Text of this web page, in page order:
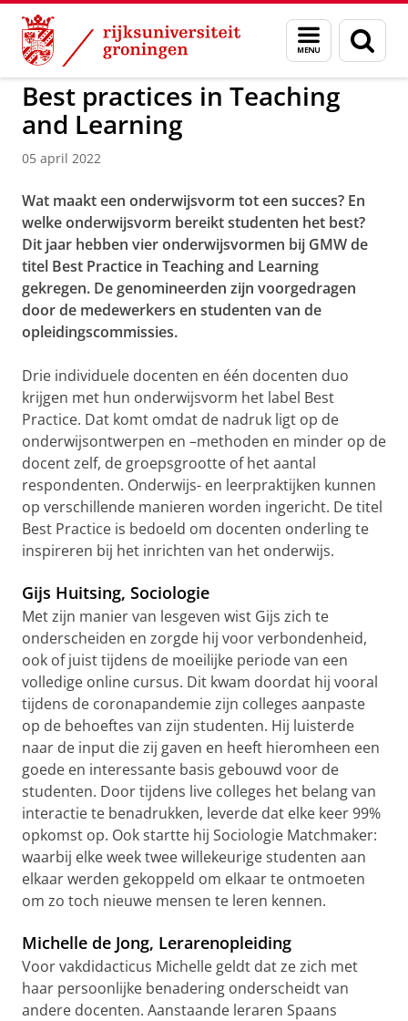
Skip
Content
Skip
Navigation
Menu
en
zoeken
GMW
Best practices in Teaching
and Learning
05 april 2022
Wat maakt een onderwijsvorm tot een succes? En
welke onderwijsvorm bereikt studenten het best?
Dit jaar hebben vier onderwijsvormen bij GMW de
titel Best Practice in Teaching and Learning
gekregen. De genomineerden zijn voorgedragen
door de medewerkers en studenten van de
opleidingscommissies.
Drie individuele docenten en één docenten duo
krijgen met hun onderwijsvorm het label Best
Practice. Dat komt omdat de nadruk ligt op de
onderwijsontwerpen en –methoden en minder op de
docent zelf, de groepsgrootte of het aantal
respondenten. Onderwijs- en leerpraktijken kunnen
op verschillende manieren worden ingericht. De titel
Best Practice is bedoeld om docenten onderling te
inspireren bij het inrichten van het onderwijs.
Gijs Huitsing, Sociologie
Met zijn manier van lesgeven wist Gijs zich te
onderscheiden en zorgde hij voor verbondenheid,
ook of juist tijdens de moeilijke periode van een
volledige online cursus. Dit kwam doordat hij vooral
tijdens de coronapandemie zijn colleges aanpaste
op de behoeftes van zijn studenten. Hij luisterde
naar de input die zij gaven en heeft hieromheen een
goede en interessante basis gebouwd voor de
studenten. Door tijdens live colleges het belang van
interactie te benadrukken, leverde dat elke keer 99%
opkomst op. Ook startte hij Sociologie Matchmaker:
waarbij elke week twee willekeurige studenten aan
elkaar werden gekoppeld om elkaar te ontmoeten
om zo toch nieuwe mensen te leren kennen.
Michelle de Jong, Lerarenopleiding
Voor vakdidacticus Michelle geldt dat ze zich met
haar persoonlijke benadering onderscheidt van
andere docenten. Aanstaande leraren Spaans